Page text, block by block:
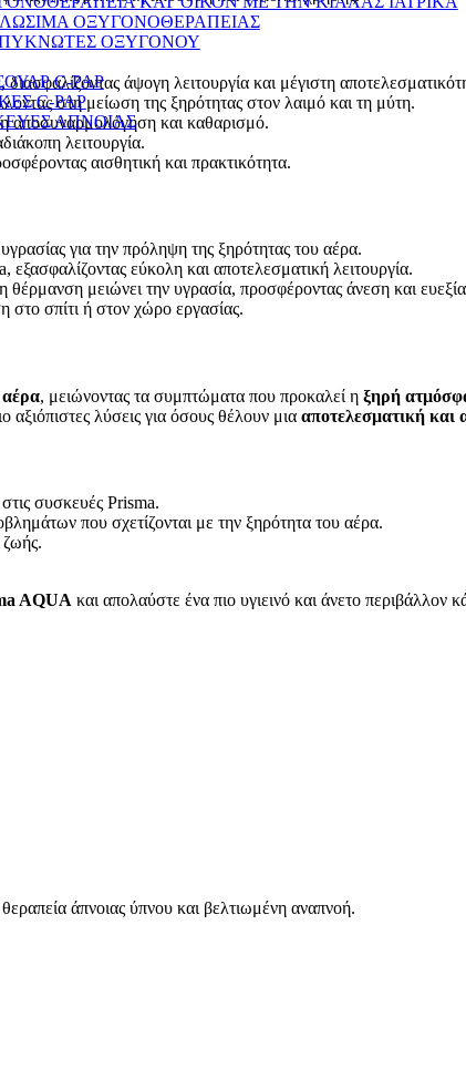
ΟΞΥΓΟΝΟΘΕΡΑΠΕΙΑΣ
ΟΞΥΓΟΝΟΥ
C-PAP
C-PAP
ΑΠΝΟΙΑΣ
άψογη λειτουργία και μέγιστη
στη μείωση της ξηρότητας στον λαιμό και τη μύτη.
αποσυναρμολόγηση και καθαρισμό.
λειτουργία.
αισθητική και πρακτικότητα.
για την πρόληψη της ξηρότητας του αέρα.
εύκολη και αποτελεσματική λειτουργία.
θέρμανση μειώνει την υγρασία, προσφέροντας άνεση και
στο σπίτι ή στον χώρο εργασίας.
αέρα, μειώνοντας τα συμπτώματα που προκαλεί η ξηρή
αξιόπιστες λύσεις για όσους θέλουν μια αποτελεσματική
συσκευές Prisma.
που σχετίζονται με την ξηρότητα του αέρα.
ζωής.
AQUA και απολαύστε ένα πιο υγιεινό και άνετο περιβάλλον